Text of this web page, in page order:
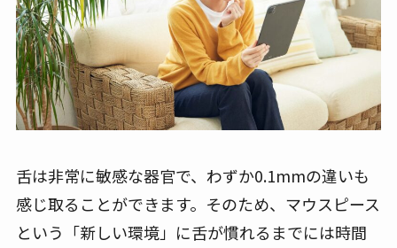
舌は非常に敏感な器官で、わずか0.1mmの違いも
感じ取ることができます。そのため、マウスピース
という「新しい環境」に舌が慣れるまでには時間